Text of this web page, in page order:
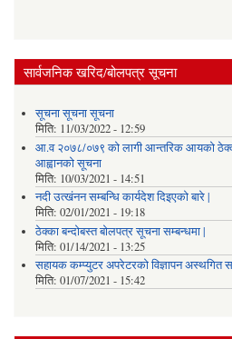
सार्वजनिक खरिद/बोलपत्र सूचना
सूचना सूचना सूचना
मिति: 11/03/2022 - 12:59
आ.व २०७८/०७९ को लागी आन्तरिक आयको
आह्वानको सूचना
मिति: 10/03/2021 - 14:51
नदी उत्खंनन सम्बन्धि कार्यदेश दिइएको बारे |
मिति: 02/01/2021 - 19:18
ठेक्का बन्दोबस्त बोलपत्र सूचना सम्बन्धमा |
मिति: 01/14/2021 - 13:25
सहायक कम्प्युटर अपरेटरको विज्ञापन अस्थगित
मिति: 01/07/2021 - 15:42